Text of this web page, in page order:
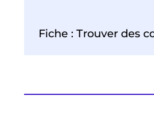
Fiche : Trouver des